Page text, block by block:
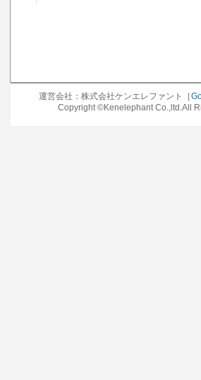
運営会社：株式会社ケンエレファント［
Copyright ©Kenelephant Co.,ltd.All